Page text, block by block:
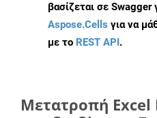
βασίζεται σε Swagger
Aspose.Cells για να
με το REST API.
Μετατροπή Excel